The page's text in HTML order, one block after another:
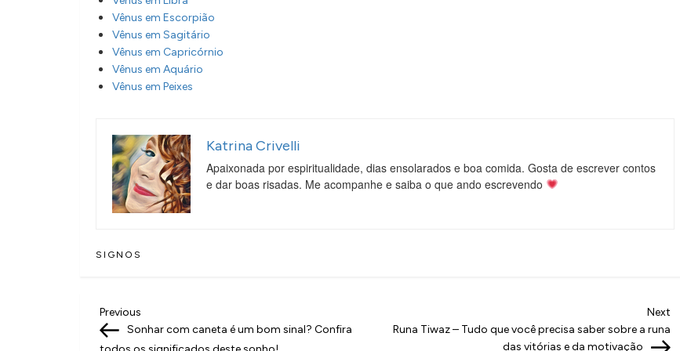
Vênus em Escorpião
Vênus em Sagitário
Vênus em Capricórnio
Vênus em Aquário
Vênus em Peixes
Katrina Crivelli
Apaixonada por espiritualidade, dias ensolarados e boa comida. Gosta de escrever contos
e dar boas risadas. Me acompanhe e saiba o que ando escrevendo
SIGNOS
N
a
Previous
Post
Previous
Sonhar com caneta é um bom sinal? Confira
Next
Runa Tiwaz – Tudo que você precisa saber sobre a runa
das vitórias e da motivação